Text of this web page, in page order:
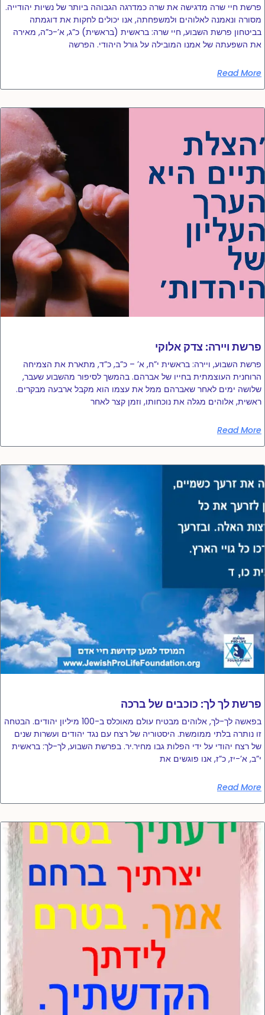
פרשת חיי שרה מדגישה את שרה כמדרגה הגבוהה ביותר של נשיות יהודייה.
מסורה ונאמנה לאלוהים ולמשפחתה, אנו יכולים לחקות את דוגמתה
בביטחון פרשת השבוע, חיי שרה: בראשית (בראשית) כ”ג, א’-כ”ה, מאירה
את השפעתה של אמנו המובילה על גורל היהודי. הפרשה
Read More
פרשת ויירה: צדק אלוקי
פרשת השבוע, ויירה: בראשית י”ח, א’ – כ”ב, כ”ד, מתארת ​​את הצמיחה
הרוחנית העוצמתית בחייו של אברהם. בהמשך לסיפור מהשבוע שעבר,
שלושה ימים לאחר שאברהם ממל את עצמו הוא מקבל ארבעה מבקרים.
ראשית, אלוהים מגלה את נוכחותו, וזמן קצר לאחר
Read More
פרשת לך לך: כוכבים של ברכה
בפאשה לך-לך, אלוהים מבטיח עולם מאוכלס ב-100 מיליון יהודים. הבטחה
זו נותרה בלתי ממומשת. היסטוריה של רצח עם נגד יהודים ועשרות שנים
של רצח יהודי על ידי הפלות גבו מחיר.יר. בפרשת השבוע, לך-לך: בראשית
י”ב, א’-יז, כ”ז, אנו פוגשים את
Read More